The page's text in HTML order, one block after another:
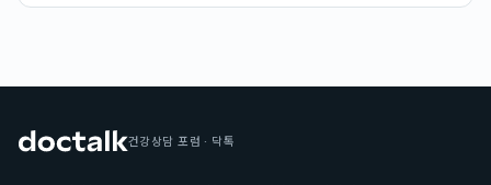
건강상담 포럼 · 닥톡